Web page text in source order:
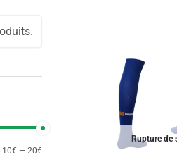
Rupture de
10€ —20€